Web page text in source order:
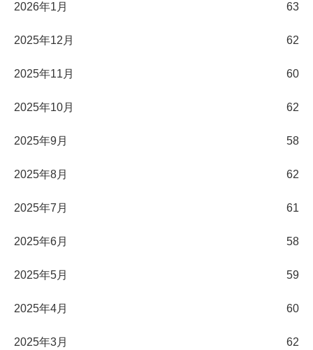
2026年1月 63
2025年12月 62
2025年11月 60
2025年10月 62
2025年9月 58
2025年8月 62
2025年7月 61
2025年6月 58
2025年5月 59
2025年4月 60
2025年3月 62